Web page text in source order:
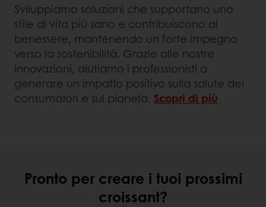
Sviluppiamo soluzioni che supportano uno
stile di vita più sano e contribuiscono al
benessere, mantenendo un forte impegno
verso la sostenibilità. Grazie alle nostre
innovazioni, aiutiamo i professionisti a
generare un impatto positivo sulla salute dei
consumatori e sul pianeta. Scopri di più
Pronto per creare i tuoi prossimi
croissant?